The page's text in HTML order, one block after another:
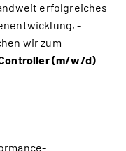
erfolgreiches
-
wir zum
(m/w/d)